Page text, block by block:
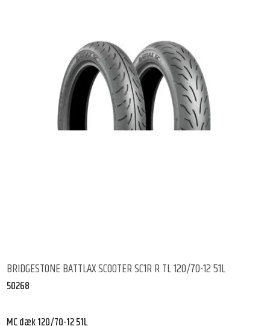
BRIDGESTONE BATTLAX SCOOTER SC1R R TL 120/70-12 51L
50268
MC dæk 120/70-12 51L